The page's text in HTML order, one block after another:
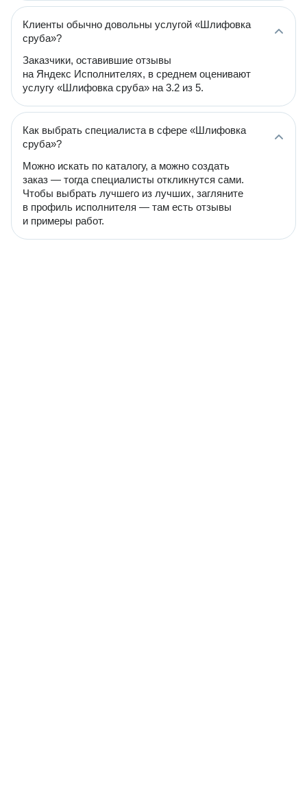
Клиенты обычно довольны услугой «Шлифовка
сруба»?
Заказчики, оставившие отзывы
на Яндекс Исполнителях, в среднем оценивают
услугу «Шлифовка сруба» на 3.2 из 5.
Как выбрать специалиста в сфере «Шлифовка
сруба»?
Можно искать по каталогу, а можно создать
заказ — тогда специалисты откликнутся сами.
Чтобы выбрать лучшего из лучших, загляните
в профиль исполнителя — там есть отзывы
и примеры работ.